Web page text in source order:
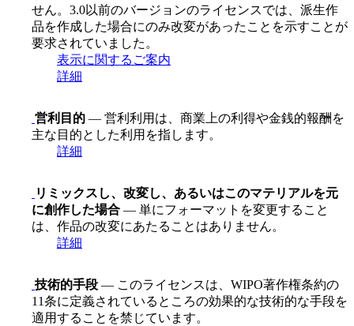
せん。3.0以前のバージョンのライセンスでは、派生作
品を作成した場合にのみ改変があったことを示すことが
要求されていました。
表示に関するご案内
詳細
営利目的 — 営利利用は、商業上の利得や金銭的報酬を
主な目的とした利用を指します。
詳細
リミックスし、改変し、あるいはこのマテリアルを元
に創作した場合 — 単にフォーマットを変更すること
は、作品の改変にあたることはありません。
詳細
技術的手段 — このライセンスは、WIPO著作権条約の
11条に定義されているところの効果的な技術的な手段を
適用することを禁じています。